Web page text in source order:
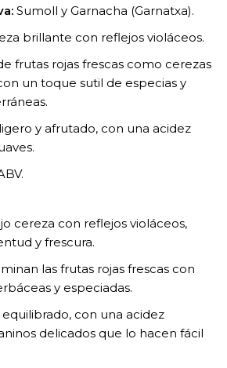
Sumoll y Garnacha (Garnatxa).
brillante con reflejos violáceos.
frutas rojas frescas como cerezas
un toque sutil de especias y
y afrutado, con una acidez
cereza con reflejos violáceos,
y frescura.
las frutas rojas frescas con
y especiadas.
equilibrado, con una acidez
delicados que lo hacen fácil